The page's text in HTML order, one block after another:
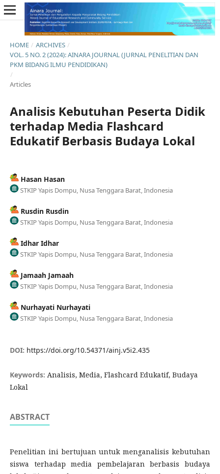
HOME / ARCHIVES /
VOL. 5 NO. 2 (2024): AINARA JOURNAL (JURNAL PENELITIAN DAN
PKM BIDANG ILMU PENDIDIKAN)
/
Articles
Analisis Kebutuhan Peserta Didik
terhadap Media Flashcard
Edukatif Berbasis Budaya Lokal
Hasan Hasan
STKIP Yapis Dompu, Nusa Tenggara Barat, Indonesia
Rusdin Rusdin
STKIP Yapis Dompu, Nusa Tenggara Barat, Indonesia
Idhar Idhar
STKIP Yapis Dompu, Nusa Tenggara Barat, Indonesia
Jamaah Jamaah
STKIP Yapis Dompu, Nusa Tenggara Barat, Indonesia
Nurhayati Nurhayati
STKIP Yapis Dompu, Nusa Tenggara Barat, Indonesia
DOI: https://doi.org/10.54371/ainj.v5i2.435
Keywords: Analisis, Media, Flashcard Edukatif, Budaya
Lokal
ABSTRACT
Penelitian ini bertujuan untuk menganalisis kebutuhan
siswa terhadap media pembelajaran berbasis budaya